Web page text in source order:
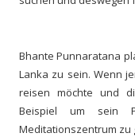
Bhante Punnaratana
Lanka zu sein. Wenn
reisen möchte und
Beispiel um sein
Meditationszentrum zu